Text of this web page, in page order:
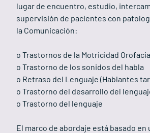
lugar de encuentro, estudio,
supervisión de pacientes con
la Comunicación:
o Trastornos de la Motricidad
o Trastorno de los sonidos del habla
o Retraso del Lenguaje (Hablantes
o Trastorno del desarrollo del
o Trastorno del lenguaje
El marco de abordaje está basado en